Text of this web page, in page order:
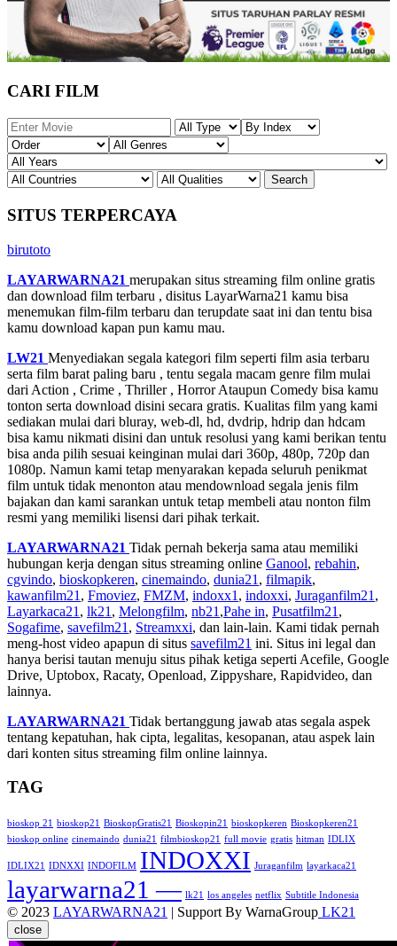
CARI FILM
SITUS TERPERCAYA
birutoto
LAYARWARNA21 merupakan situs streaming film online gratis
dan download film terbaru , disitus LayarWarna21 kamu bisa
menemukan film-film terbaru dan terupdate saat ini dan tentu bisa
kamu download kapan pun kamu mau.
LW21 Menyediakan segala kategori film seperti film asia terbaru
serta film barat paling baru , tentu segala macam genre film mulai
dari Action , Crime , Thriller , Horror Ataupun Comedy bisa kamu
tonton serta download disini secara gratis. Kualitas film yang kami
sediakan mulai dari bluray, web-dl, hd, dvdrip, hdrip dan hdcam
bisa kamu nikmati disini dan untuk resolusi yang kami berikan tentu
bisa anda pilih sesuai keinginan mulai dari 360p, 480p, 720p dan
1080p. Namun kami tetap menyarakan kepada seluruh penikmat
film untuk tidak menonton atau mendownload segala jenis film
bajakan dan kami sarankan untuk tetap membeli atau nonton film
resmi yang memiliki lisensi dari pihak terkait.
LAYARWARNA21 Tidak pernah bekerja sama atau memiliki
hubungan kerja dengan situs streaming online Ganool, rebahin,
cgvindo, bioskopkeren, cinemaindo, dunia21 , filmapik,
kawanfilm21 , Fmoviez, FMZM, indoxx1 , indoxxi, Juraganfilm21 ,
Layarkaca21 , lk21 , Melongfilm, nb21 ,Pahe in, Pusatfilm21 ,
Sogafime, savefilm21 , Streamxxi, dan lain-lain. Kami tidak pernah
meng-host video apapun di situs savefilm21 ini. Situs ini legal dan
hanya berisi tautan menuju situs pihak ketiga seperti Acefile, Google
Drive, Uptobox, Racaty, Openload, Zippyshare, Rapidvideo, dan
lainnya.
LAYARWARNA21 Tidak bertanggung jawab atas segala aspek
tentang kepatuhan, hak cipta, legalitas, kesopanan, atau aspek lain
dari konten situs streaming film online lainnya.
TAG
bioskop 21 bioskop21 BioskopGratis21 Bioskopin21 bioskopkeren Bioskopkeren21
bioskop online cinemaindo dunia21 filmbioskop21 full movie gratis hitman IDLIX
IDLIX21 IDNXXI INDOFILM INDOXXI Juraganfilm layarkaca21
layarwarna21 — lk21 los angeles netflix Subtitle Indonesia
© 2023 LAYARWARNA21 | Support By WarnaGroup LK21
close